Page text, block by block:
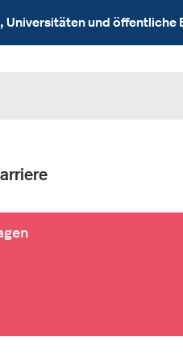
Universitäten und öffentliche